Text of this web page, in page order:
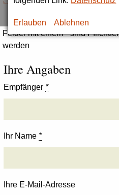
Erlauben Ablehnen
Felder mit einem * sind
werden
Ihre Angaben
Empfänger *
Ihr Name *
Ihre E-Mail-Adresse